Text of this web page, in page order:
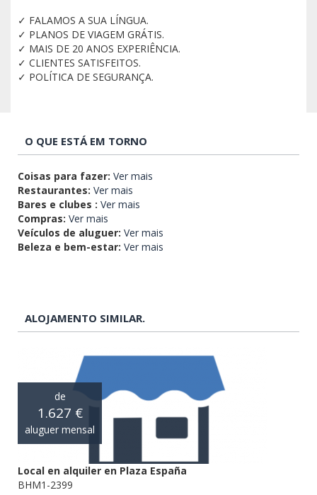
✓ FALAMOS A SUA LÍNGUA.
✓ PLANOS DE VIAGEM GRÁTIS.
✓ MAIS DE 20 ANOS EXPERIÊNCIA.
✓ CLIENTES SATISFEITOS.
✓ POLÍTICA DE SEGURANÇA.
O QUE ESTÁ EM TORNO
Coisas para fazer: Ver mais
Restaurantes: Ver mais
Bares e clubes : Ver mais
Compras: Ver mais
Veículos de aluguer: Ver mais
Beleza e bem-estar: Ver mais
ALOJAMENTO SIMILAR.
de
1.627 €
aluguer mensal
Local en alquiler en Plaza España
BHM1-2399